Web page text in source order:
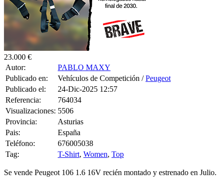
23.000 €
Autor:
PABLO MAXY
Publicado en:
Vehículos de Competición /Peugeot
Publicado el:
24-Dic-2025 12:57
Referencia:
764034
Visualizaciones: 5506
Provincia:
Asturias
Pais:
España
Teléfono:
676005038
Tag:
T-Shirt, Women, Top
Se vende Peugeot 106 1.6 16V recién montado y estrenado en Julio.